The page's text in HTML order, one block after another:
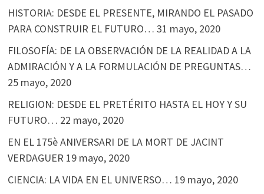
HISTORIA: DESDE EL PRESENTE, MIRANDO EL PASADO
PARA CONSTRUIR EL FUTURO… 31 mayo, 2020
FILOSOFÍA: DE LA OBSERVACIÓN DE LA REALIDAD A LA
ADMIRACIÓN Y A LA FORMULACIÓN DE PREGUNTAS…
25 mayo, 2020
RELIGION: DESDE EL PRETÉRITO HASTA EL HOY Y SU
FUTURO… 22 mayo, 2020
EN EL 175è ANIVERSARI DE LA MORT DE JACINT
VERDAGUER 19 mayo, 2020
CIENCIA: LA VIDA EN EL UNIVERSO… 19 mayo, 2020